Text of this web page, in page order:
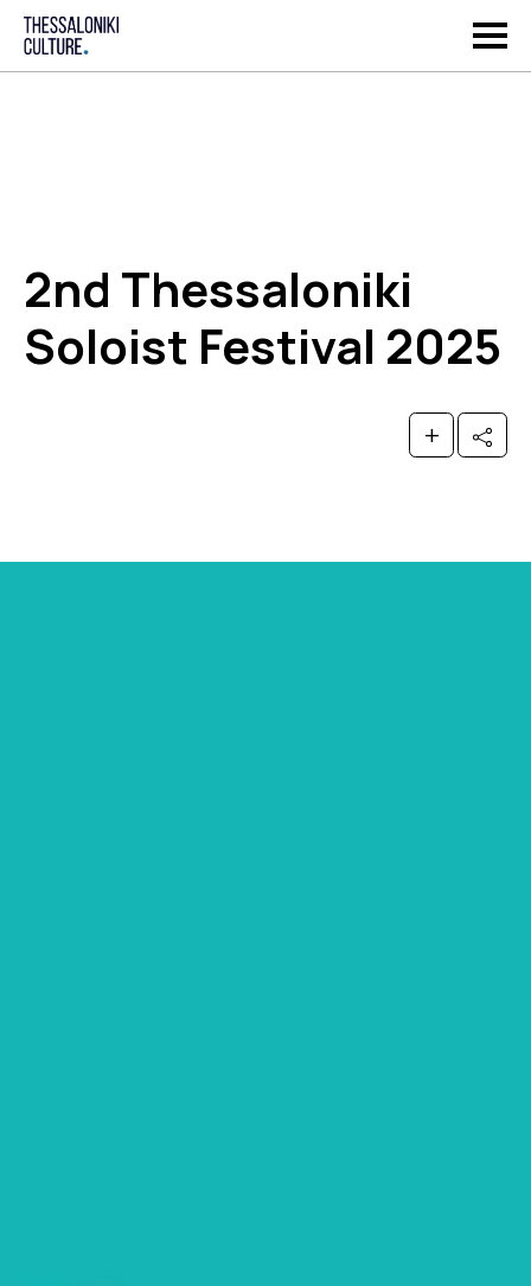
2nd Thessaloniki
Soloist Festival 2025
+